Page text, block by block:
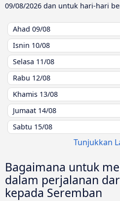
09/08/2026 dan untuk hari-hari
Ahad 09/08
Isnin 10/08
Selasa 11/08
Rabu 12/08
Khamis 13/08
Jumaat 14/08
Sabtu 15/08
Tunjukkan
Bagaimana untuk
dalam perjalanan
kepada Seremban